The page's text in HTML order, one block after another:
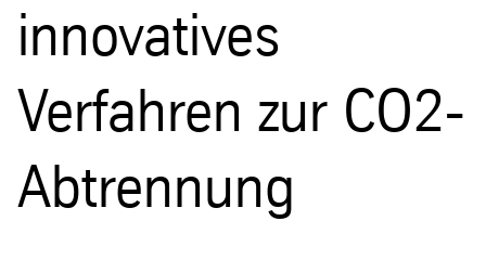
innovatives
Verfahren zur CO2-
Abtrennung